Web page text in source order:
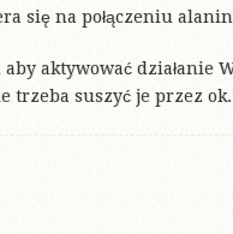
się na połączeniu
aktywować działanie
trzeba suszyć je przez